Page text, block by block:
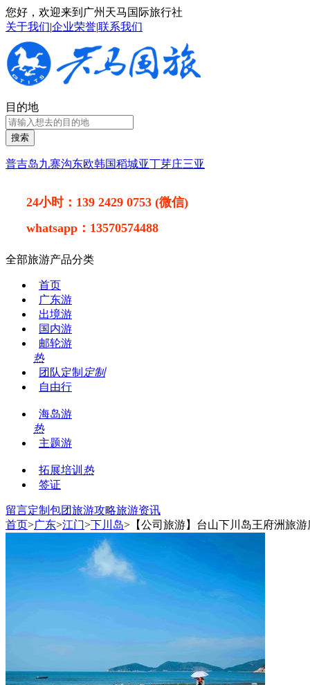
您好，欢迎来到广州天马国际旅行社
关于我们|企业荣誉|联系我们
目的地
搜索
普吉岛九寨沟东欧韩国稻城亚丁芽庄三亚
24小时： 139 2429 0753 (微信)
whatsapp： 13570574488
全部旅游产品分类
首页
广东游
出境游
国内游
邮轮游
热
团队定制 定制
自由行
海岛游
热
主题游
拓展培训 热
签证
留言定制包团旅游攻略旅游资讯
首页>广东>江门>下川岛>【公司旅游】台山下川岛王府洲旅